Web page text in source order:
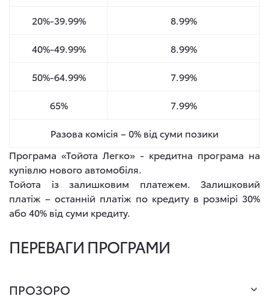
20%-39.99% 8.99%
40%-49.99% 8.99%
50%-64.99% 7.99%
65% 7.99%
Разова комісія – 0% від суми позики
Програма «Тойота Легко» - кредитна програма на
купівлю нового автомобіля.
Тойота із залишковим платежем. Залишковий
платіж – останній платіж по кредиту в розмірі 30%
або 40% від суми кредиту.
ПЕРЕВАГИ ПРОГРАМИ
ПРОЗОРО